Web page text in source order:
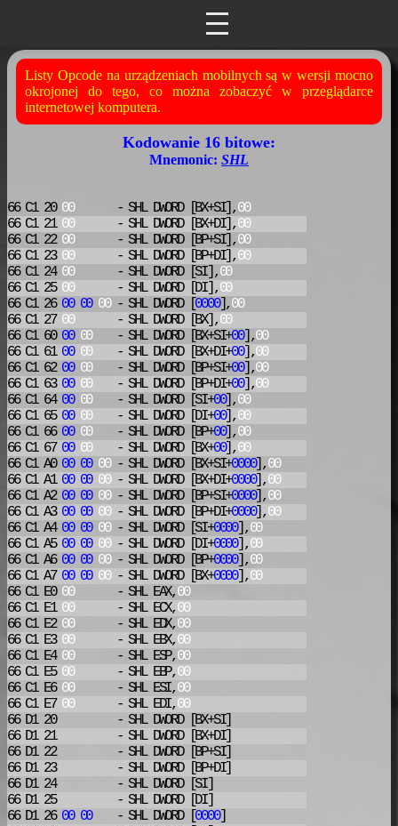
Listy Opcode na urządzeniach mobilnych są w wersji mocno
okrojonej do tego, co można zobaczyć w przeglądarce
internetowej komputera.
Kodowanie 16 bitowe:
Mnemonic: SHL
66 C1 20 00 - SHLDWORD [BX+SI],00
66 C1 21 00 - SHLDWORD [BX+DI],00
66 C1 22 00 - SHLDWORD [BP+SI],00
66 C1 23 00 - SHLDWORD [BP+DI],00
66 C1 24 00 - SHLDWORD [SI],00
66 C1 25 00 - SHLDWORD [DI],00
66 C1 26 00 00 00- SHLDWORD [ 0000],00
66 C1 27 00 - SHLDWORD [BX],00
66 C1 60 00 00 - SHLDWORD [BX+SI+00],00
66 C1 61 00 00 - SHLDWORD [BX+DI+00],00
66 C1 62 00 00 - SHLDWORD [BP+SI+00],00
66 C1 63 00 00 - SHLDWORD [BP+DI+00],00
66 C1 64 00 00 - SHLDWORD [SI+00],00
66 C1 65 00 00 - SHLDWORD [DI+00],00
66 C1 66 00 00 - SHLDWORD [BP+00],00
66 C1 67 00 00 - SHLDWORD [BX+00],00
66 C1 A0 00 00 00- SHLDWORD [BX+SI+0000],00
66 C1 A1 00 00 00- SHLDWORD [BX+DI+0000],00
66 C1 A2 00 00 00- SHLDWORD [BP+SI+0000],00
66 C1 A3 00 00 00- SHLDWORD [BP+DI+0000],00
66 C1 A4 00 00 00- SHLDWORD [SI+0000],00
66 C1 A5 00 00 00- SHLDWORD [DI+0000],00
66 C1 A6 00 00 00- SHLDWORD [BP+0000],00
66 C1 A7 00 00 00- SHLDWORD [BX+0000],00
66 C1 E0 00 - SHLEAX,00
66 C1 E1 00 - SHLECX,00
66 C1 E2 00 - SHLEDX,00
66 C1 E3 00 - SHLEBX,00
66 C1 E4 00 - SHLESP,00
66 C1 E5 00 - SHLEBP,00
66 C1 E6 00 - SHLESI,00
66 C1 E7 00 - SHLEDI,00
66 D1 20
- SHLDWORD [BX+SI]
66 D1 21
- SHLDWORD [BX+DI]
66 D1 22
- SHLDWORD [BP+SI]
66 D1 23
- SHLDWORD [BP+DI]
66 D1 24
- SHLDWORD [SI]
66 D1 25
- SHLDWORD [DI]
66 D1 26 00 00 - SHLDWORD [ 0000]